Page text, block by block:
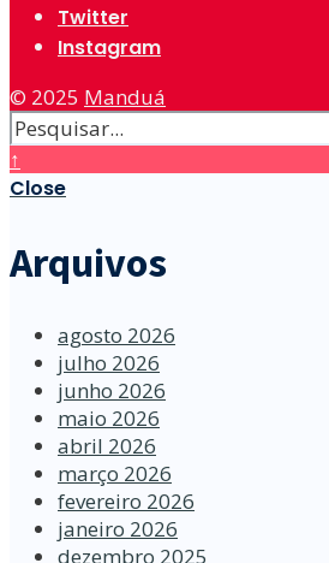
Twitter
Instagram
© 2025 Manduá
↑
Close
Arquivos
agosto 2026
julho 2026
junho 2026
maio 2026
abril 2026
março 2026
fevereiro 2026
janeiro 2026
dezembro 2025